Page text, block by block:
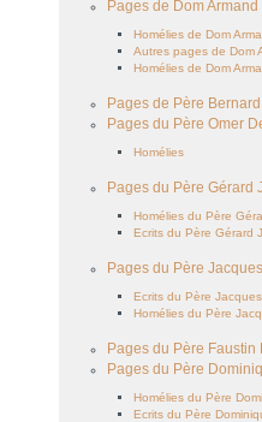
Pages de Dom
Homélies de Dom
Autres pages de Dom
Homélies de Dom
Pages de Père
Pages du Père Omer
Homélies
Pages du Père Gérard
Homélies du Père
Ecrits du Père Gérard
Pages du Père
Ecrits du Père
Homélies du Père
Pages du Père Faustin
Pages du Père
Homélies du Père
Ecrits du Père